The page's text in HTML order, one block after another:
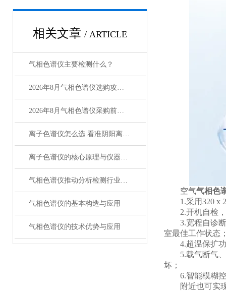
相关文章 / ARTICLE
气相色谱仪主要检测什么？
2026年8月气相色谱仪选购攻略 莱恩德产品选型指南
2026年8月气相色谱仪采购前必看的7项选型清单
离子色谱仪怎么选 看准阴阳离子检测能力就对了
离子色谱仪的核心原理与仪器组成
气相色谱仪推动分析检测行业智能化发展
气相色谱仪的基本构造与应用
气相色谱仪的技术优势与应用
空气气相色
1.采用320 x
2.开机自检，
3.宽程自诊断
室最佳工作状态
4.超温保扩功
5.载气断气、
坏；
6.智能模糊控
附近也可实现